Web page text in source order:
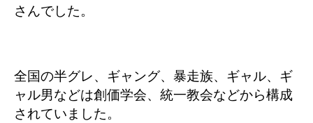
さんでした。
全国の半グレ、ギャング、暴走族、ギャル、ギ
ャル男などは創価学会、統一教会などから構成
されていました。